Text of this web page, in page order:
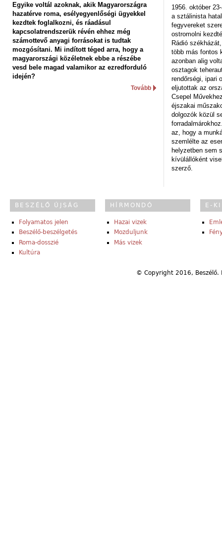
Egyike voltál azoknak, akik Magyarországra
hazatérve roma, esélyegyenlőségi ügyekkel
kezdtek foglalkozni, és ráadásul
kapcsolatrendszerük révén ehhez még
számottevő anyagi forrásokat is tudtak
mozgósítani. Mi indított téged arra, hogy a
magyarországi közéletnek ebbe a részébe
vesd bele magad valamikor az ezredforduló
idején?
Tovább
1956. október
a sztálinista
fegyvereket
ostromolni
Rádió
több más fontos
azonban alig
osztagok
rendőrségi, ipari
eljutottak az
Csepel
éjszakai
dolgozók közül
az, hogy a
szemlélte az
helyzetben sem
kívülállóként
szerző.
BESZÉLŐ ÚJSÁG
Folyamatos jelen
Beszélő-beszélgetés
Roma-dosszié
Kultúra
HÍRMONDÓ
Hazai vizek
Mozduljunk
Más vizek
E-
© Copyright 2016,